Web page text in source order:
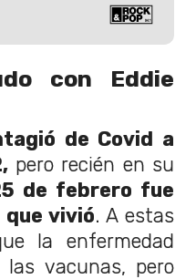
con Eddie
de Covid a
pero recién en su
de febrero fue
vivió. A estas
la enfermedad
vacunas, pero